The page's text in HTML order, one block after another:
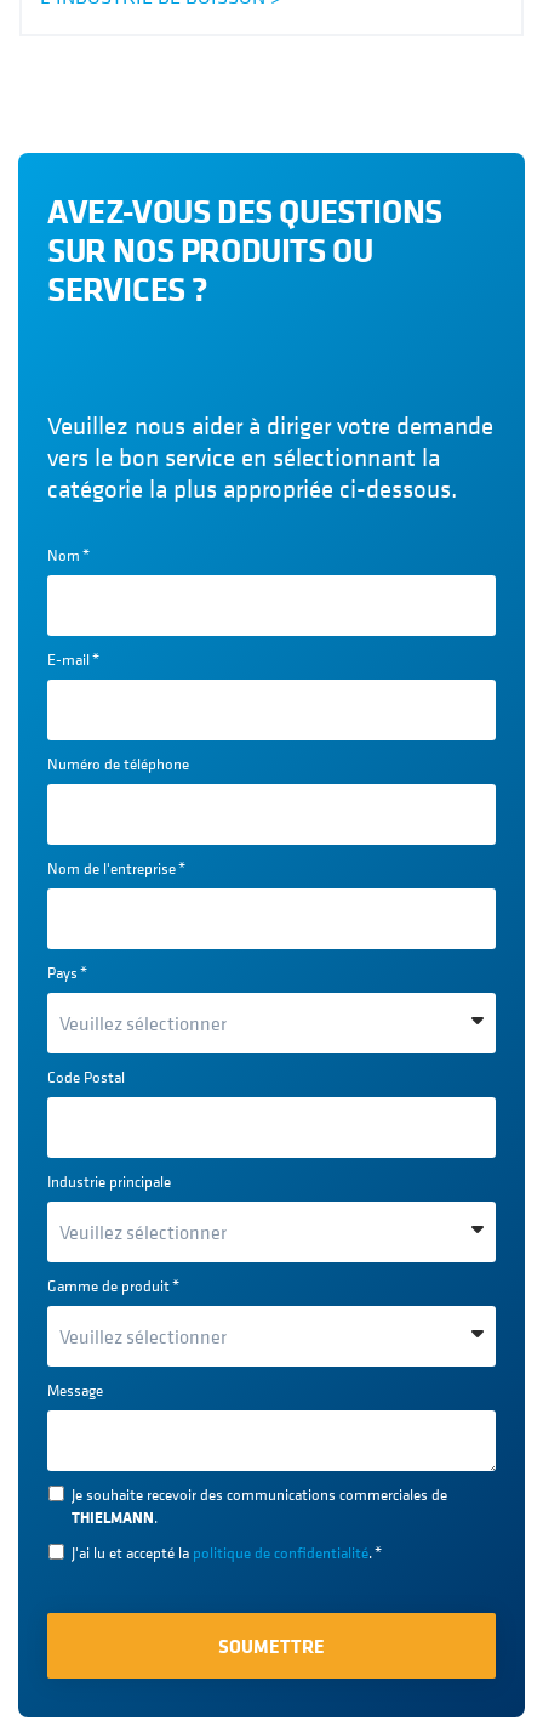
AVEZ-VOUS DES QUESTIONS
SUR NOS PRODUITS OU
SERVICES ?
Veuillez nous aider à diriger votre demande
vers le bon service en sélectionnant la
catégorie la plus appropriée ci-dessous.
Nom*
E-mail*
Numéro de téléphone
Nom de l'entreprise*
Pays*
Code Postal
Industrie principale
Gamme de produit*
Message
Je souhaite recevoir des communications commerciales de
THIELMANN.
J'ai lu et accepté la politique de confidentialité.*